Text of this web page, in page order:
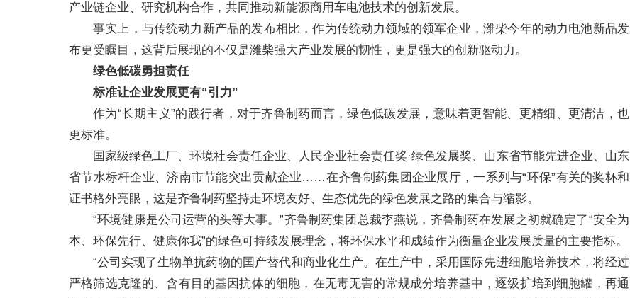
产业链企业、研究机构合作，共同推动新能源商用车电池技术的创新发展。
事实上，与传统动力新产品的发布相比，作为传统动力领域的领军企业，潍柴今年的动力电池新品发
布更受瞩目，这背后展现的不仅是潍柴强大产业发展的韧性，更是强大的创新驱动力。
绿色低碳勇担责任
标准让企业发展更有“引力”
作为“长期主义”的践行者，对于齐鲁制药而言，绿色低碳发展，意味着更智能、更精细、更清洁，也
更标准。
国家级绿色工厂、环境社会责任企业、人民企业社会责任奖·绿色发展奖、山东省节能先进企业、山东
省节水标杆企业、济南市节能突出贡献企业……在齐鲁制药集团企业展厅，一系列与“环保”有关的奖杯和
证书格外亮眼，这是齐鲁制药坚持走环境友好、生态优先的绿色发展之路的集合与缩影。
“环境健康是公司运营的头等大事。”齐鲁制药集团总裁李燕说，齐鲁制药在发展之初就确定了“安全为
本、环保先行、健康你我”的绿色可持续发展理念，将环保水平和成绩作为衡量企业发展质量的主要指标。
“公司实现了生物单抗药物的国产替代和商业化生产。在生产中，采用国际先进细胞培养技术，将经过
严格筛选克隆的、含有目的基因抗体的细胞，在无毒无害的常规成分培养基中，逐级扩培到细胞罐，再通